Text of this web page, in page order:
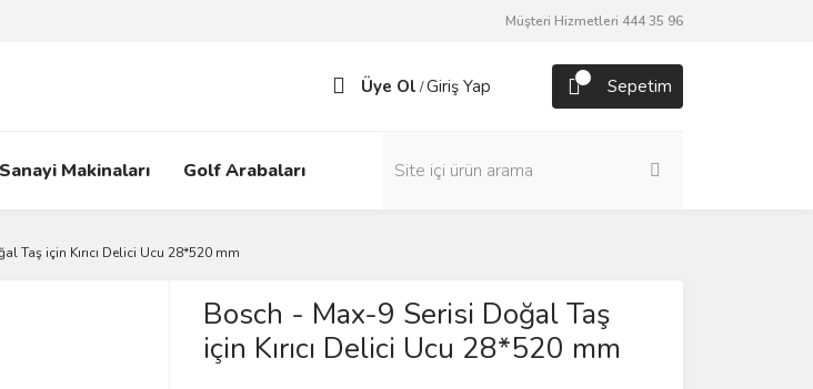
Müşteri Hizmetleri 444 35 96
Üye Ol /Giriş Yap Sepetim
Sanayi Makinaları Golf Arabaları
Taş için Kırıcı Delici Ucu 28*520 mm
Bosch - Max-9 Serisi Doğal Taş
için Kırıcı Delici Ucu 28*520 mm